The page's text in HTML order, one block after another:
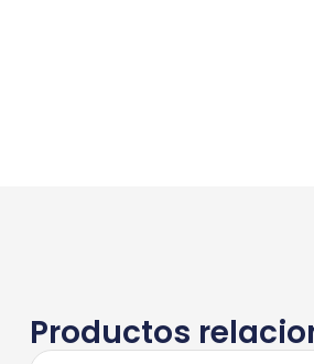
Productos